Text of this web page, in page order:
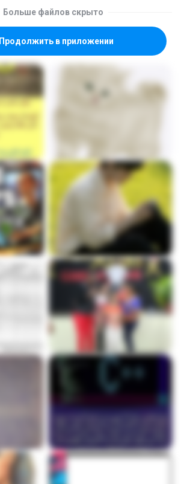
Больше файлов скрыто
Продолжить в приложении